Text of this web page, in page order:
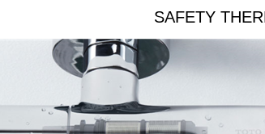
SAFETY